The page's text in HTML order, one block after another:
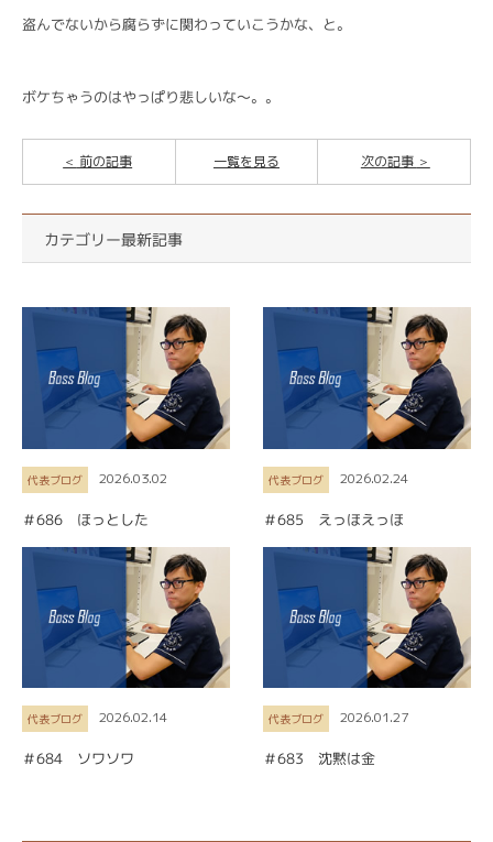
盗んでないから腐らずに関わっていこうかな、と。
ボケちゃうのはやっぱり悲しいな〜。。
前の記事 次の記事
一覧を見る
カテゴリー最新記事
代表ブログ 2026.03.02
＃686 ほっとした
代表ブログ 2026.02.24
＃685 えっほえっほ
代表ブログ 2026.02.14
＃684 ソワソワ
代表ブログ 2026.01.27
＃683 沈黙は金